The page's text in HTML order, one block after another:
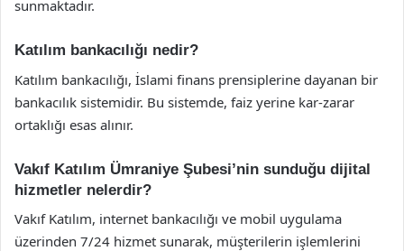
sunmaktadır.
Katılım bankacılığı nedir?
Katılım bankacılığı, İslami finans prensiplerine dayanan bir
bankacılık sistemidir. Bu sistemde, faiz yerine kar-zarar
ortaklığı esas alınır.
Vakıf Katılım Ümraniye Şubesi’nin sunduğu dijital
hizmetler nelerdir?
Vakıf Katılım, internet bankacılığı ve mobil uygulama
üzerinden 7/24 hizmet sunarak, müşterilerin işlemlerini